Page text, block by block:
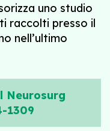
uno studio
raccolti presso il
nell’ultimo
Neurosurg
1309